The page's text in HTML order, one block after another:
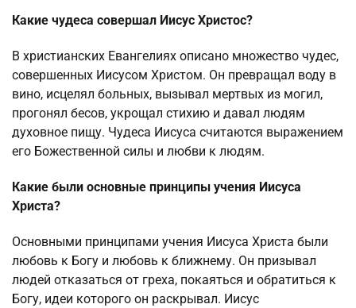
Какие чудеса совершал Иисус Христос?
В христианских Евангелиях описано множество чудес,
совершенных Иисусом Христом. Он превращал воду в
вино, исцелял больных, вызывал мертвых из могил,
прогонял бесов, укрощал стихию и давал людям
духовное пищу. Чудеса Иисуса считаются выражением
его Божественной силы и любви к людям.
Какие были основные принципы учения Иисуса
Христа?
Основными принципами учения Иисуса Христа были
любовь к Богу и любовь к ближнему. Он призывал
людей отказаться от греха, покаяться и обратиться к
Богу, идеи которого он раскрывал. Иисус